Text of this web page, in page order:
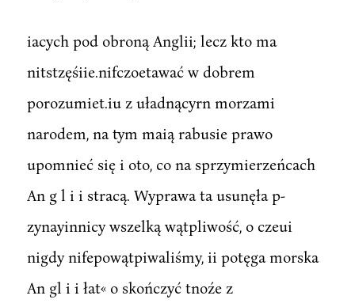
iacych pod obroną Anglii; lecz kto ma
nitstzęśiie.nifczoetawać w dobrem
porozumiet.iu z uładnącyrn morzami
narodem, na tym maią rabusie prawo
upomnieć się i oto, co na sprzymierzeńcach
An g l i i stracą. Wyprawa ta usunęła p-
zynayinnicy wszelką wątpliwość, o czeui
nigdy nifepowątpiwaliśmy, ii potęga morska
An gl i i łat« o skończyć tnoźe z